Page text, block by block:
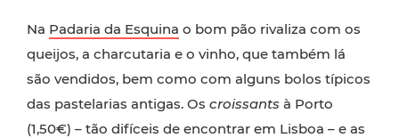
Na Padaria da Esquina o bom pão rivaliza com os
queijos, a charcutaria e o vinho, que também lá
são vendidos, bem como com alguns bolos típicos
das pastelarias antigas. Os croissants à Porto
(1,50€) – tão difíceis de encontrar em Lisboa – e as